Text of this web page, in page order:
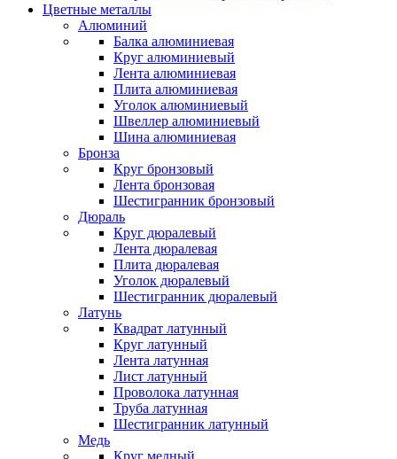
Цветные металлы
Алюминий
Балка алюминиевая
Круг алюминиевый
Лента алюминиевая
Плита алюминиевая
Уголок алюминиевый
Швеллер алюминиевый
Шина алюминиевая
Бронза
Круг бронзовый
Лента бронзовая
Шестигранник бронзовый
Дюраль
Круг дюралевый
Лента дюралевая
Плита дюралевая
Уголок дюралевый
Шестигранник дюралевый
Латунь
Квадрат латунный
Круг латунный
Лента латунная
Лист латунный
Проволока латунная
Труба латунная
Шестигранник латунный
Медь
Круг медный